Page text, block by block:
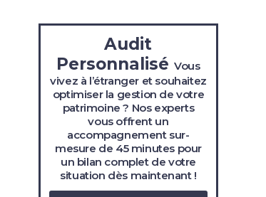
Audit
PersonnaliséVous
vivez à l’étranger et souhaitez
optimiser la gestion de votre
patrimoine ? Nos experts
vous offrent un
accompagnement sur-
mesure de 45 minutes pour
un bilan complet de votre
situation dès maintenant !